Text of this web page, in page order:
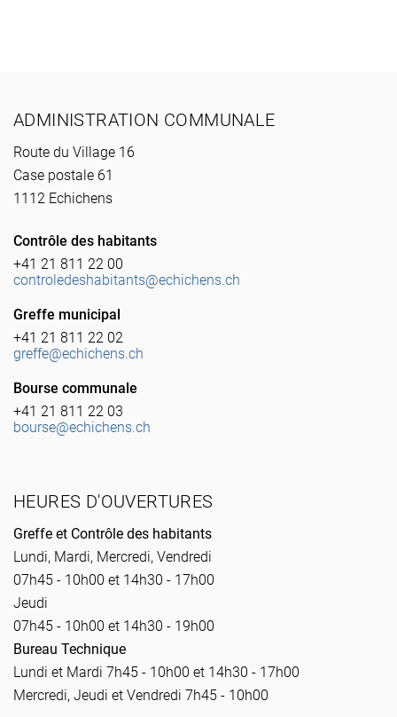
ADMINISTRATION COMMUNALE
Route du Village 16
Case postale 61
1112 Echichens
Contrôle des habitants
+41 21 811 22 00
controledeshabitants@echichens.ch
Greffe municipal
+41 21 811 22 02
greffe@echichens.ch
Bourse communale
+41 21 811 22 03
bourse@echichens.ch
HEURES D'OUVERTURES
Greffe et Contrôle des habitants
Lundi, Mardi, Mercredi, Vendredi
07h45 - 10h00 et 14h30 - 17h00
Jeudi
07h45 - 10h00 et 14h30 - 19h00
Bureau Technique
Lundi et Mardi 7h45 - 10h00 et 14h30 - 17h00
Mercredi, Jeudi et Vendredi 7h45 - 10h00